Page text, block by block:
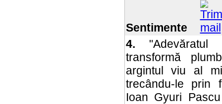
Sentimente
4.
transformă
argintul viu al
trecându-le prin
Ioan Gyuri